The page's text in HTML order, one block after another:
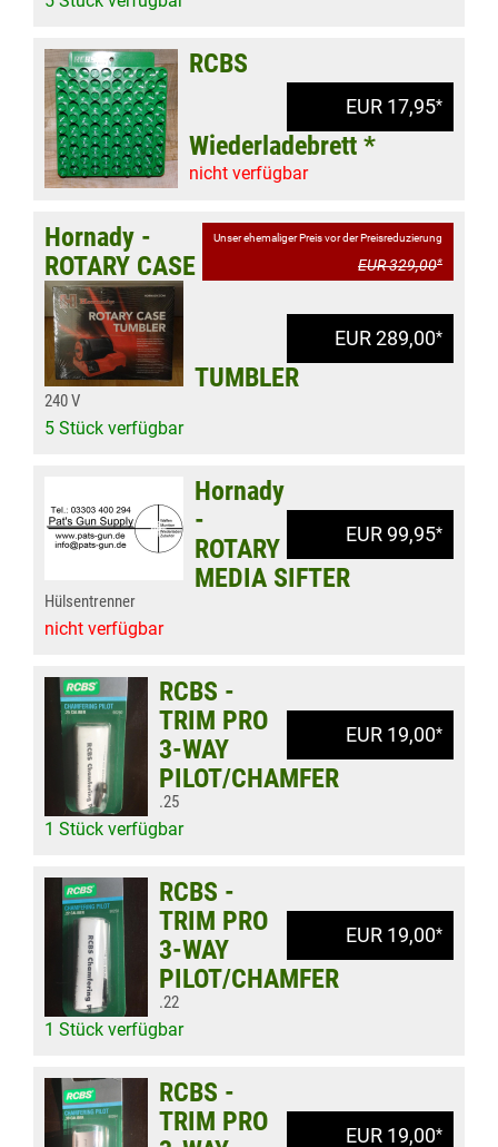
EUR 17,95*
RCBS
Wiederladebrett *
nicht verfügbar
Unser ehemaliger Preis vor der Preisreduzierung
EUR 329,00*
EUR 289,00*
Hornady -
ROTARY CASE
TUMBLER
240 V
5 Stück verfügbar
EUR 99,95*
Hornady
-
ROTARY
MEDIA SIFTER
Hülsentrenner
nicht verfügbar
EUR 19,00*
RCBS -
TRIM PRO
3-WAY
PILOT/CHAMFER
.25
1 Stück verfügbar
EUR 19,00*
RCBS -
TRIM PRO
3-WAY
PILOT/CHAMFER
.22
1 Stück verfügbar
EUR 19,00*
RCBS -
TRIM PRO